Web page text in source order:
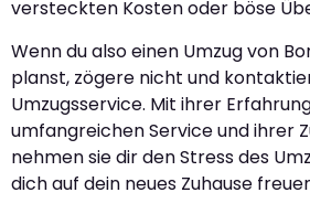
versteckten Kosten oder böse
Wenn du also einen Umzug von
planst, zögere nicht und
Umzugsservice. Mit ihrer
umfangreichen Service und ihrer
nehmen sie dir den Stress des
dich auf dein neues Zuhause